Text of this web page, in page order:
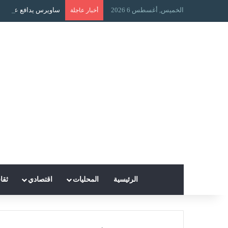
الخميس, أغسطس 6 2026 أخبار عاجلة ساويرس يدافع عن
الرئيسية المحليات اقتصادي